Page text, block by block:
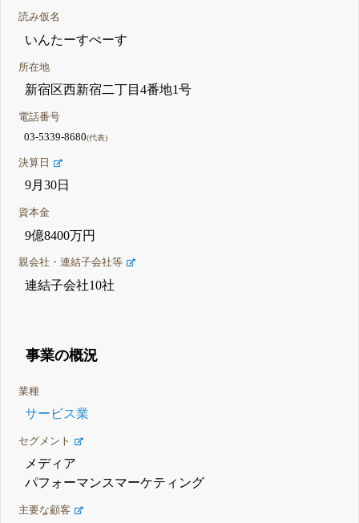
読み仮名
いんたーすぺーす
所在地
新宿区西新宿二丁目4番地1号
電話番号
03-5339-8680(代表)
決算日
9月30日
資本金
9億8400万円
親会社・連結子会社等
連結子会社10社
事業の概況
業種
サービス業
セグメント
メディア
パフォーマンスマーケティング
主要な顧客